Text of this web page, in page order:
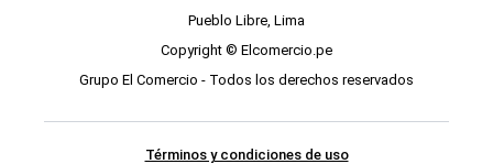
Pueblo Libre, Lima
Copyright © Elcomercio.pe
Grupo El Comercio - Todos los derechos reservados
Términos y condiciones de uso